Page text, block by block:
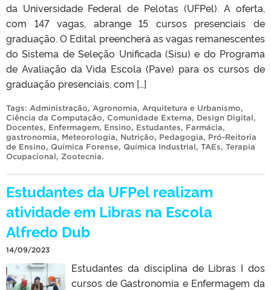
da Universidade Federal de Pelotas (UFPel). A oferta,
com 147 vagas, abrange 15 cursos presenciais de
graduação. O Edital preencherá as vagas remanescentes
do Sistema de Seleção Unificada (Sisu) e do Programa
de Avaliação da Vida Escola (Pave) para os cursos de
graduação presenciais, com […]
Tags: Administração, Agronomia, Arquitetura e Urbanismo,
Ciência da Computação, Comunidade Externa, Design Digital,
Docentes, Enfermagem, Ensino, Estudantes, Farmácia,
gastronomia, Meteorologia, Nutrição, Pedagogia, Pró-Reitoria
de Ensino, Química Forense, Química Industrial, TAEs, Terapia
Ocupacional, Zootecnia.
Estudantes da UFPel realizam
atividade em Libras na Escola
Alfredo Dub
14/09/2023
Estudantes da disciplina de Libras I dos
cursos de Gastronomia e Enfermagem da